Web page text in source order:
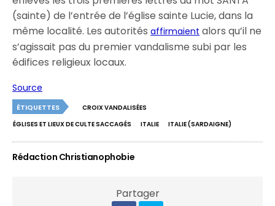
(sainte) de l’entrée de l’église sainte Lucie, dans la
même localité. Les autoritésaffirmaient alors qu’il ne
s’agissait pas du premier vandalisme subi par les
édifices religieux locaux.
Source
ÉTIQUETTES
CROIX VANDALISÉES
ÉGLISES ET LIEUX DE CULTE SACCAGÉS
ITALIE ITALIE (SARDAIGNE)
Rédaction Christianophobie
Partager